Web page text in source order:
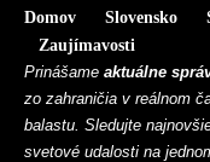
Domov Slovensko
Zaujímavosti
Prinášame aktuálne
zo zahraničia v reálnom
balastu. Sledujte
svetové udalosti na